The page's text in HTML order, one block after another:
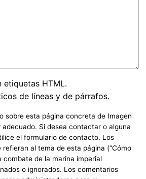
etiquetas HTML.
de líneas y de párrafos.
sobre esta página concreta de Imagen
adecuado. Si desea contactar o alguna
el formulario de contacto. Los
al tema de esta página (“Cómo
combate de la marina imperial
o ignorados. Los comentarios